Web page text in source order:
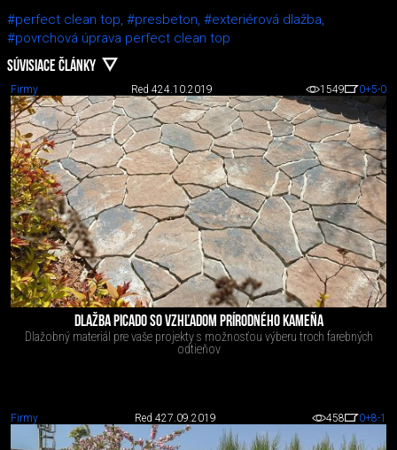
#perfect clean top, #presbeton, #exteriérová dlažba,
#povrchová úprava perfect clean top
SÚVISIACE ČLÁNKY
Firmy Red 424.10.2019 1549 0+5-0
DLAŽBA PICADO SO VZHĽADOM PRÍRODNÉHO KAMEŇA
Dlažobný materiál pre vaše projekty s možnosťou výberu troch farebných
odtieňov
Firmy Red 427.09.2019 458 0+8-1